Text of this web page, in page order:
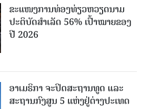
ຂະ​ແໜງ​ການ​ທ່ອງ​ທ່ຽວຫວຽດນາມ ​
ປະ​ຕິ​ບັດ​ສຳ​ເລັດ 56% ເປົ້າ​ໝາຍຂອງ
ປີ 2026
ອາເມຣິກາ ຈະປິດສະຖານທູດ ແ​ລະ
ສະຖານກົງສູນ 5 ແຫ່ງ​ຢູ່​ຕ່າງ​ປະ​ເທດ